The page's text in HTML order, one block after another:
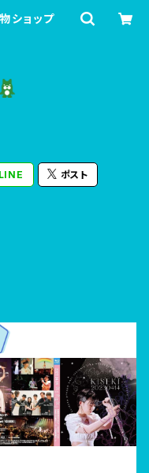
ショップ
LINE ポスト